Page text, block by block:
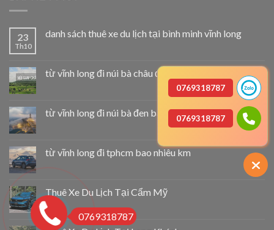
23
Th10
danh sách thuê xe du lịch tại bình minh vĩnh long
từ vĩnh long đi núi bà châu đốc bao nhiêu km
từ vĩnh long đi núi bà đen bao nhiêu km
từ vĩnh long đi tphcm bao nhiêu km
Thuê Xe Du Lịch Tại Cẩm Mỹ
0769318787
0769318787
0769318787